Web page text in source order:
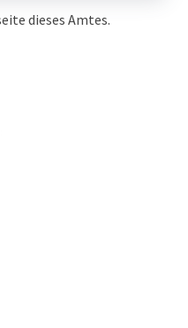
dieses Amtes.